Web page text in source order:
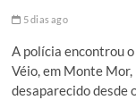
5 dias ago
A polícia encontrou
Véio, em Monte
desaparecido desde